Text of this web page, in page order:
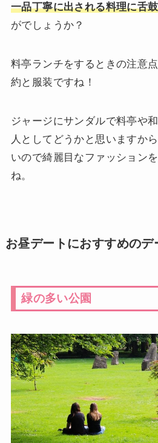
一品丁寧に出される料理に舌鼓
がでしょうか？
料亭ランチをするときの注意
約と服装ですね！
ジャージにサンダルで料亭や
人としてどうかと思いますか
いので綺麗目なファッション
ね。
お昼デートにおすすめのデ
緑の多い公園